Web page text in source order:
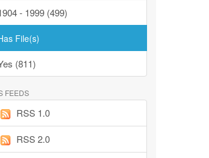
- 1999 (499)
File(s)
(811)
FEEDS
RSS 1.0
RSS 2.0